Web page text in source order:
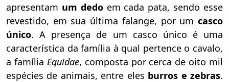
apresentam um dedoem cada pata, sendo esse
revestido, em sua última falange, por um casco
único. A presença de um casco único é uma
característica da família à qual pertence o cavalo,
a família Equidae, composta por cerca de oito mil
espécies de animais, entre eles burros e zebras.